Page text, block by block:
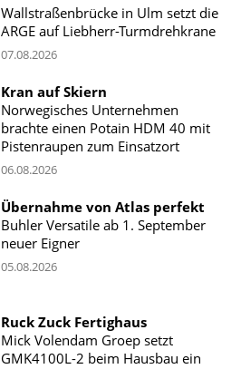
Wallstraßenbrücke in Ulm setzt die
ARGE auf Liebherr-Turmdrehkrane
07.08.2026
Kran auf Skiern
Norwegisches Unternehmen
brachte einen Potain HDM 40 mit
Pistenraupen zum Einsatzort
06.08.2026
Übernahme von Atlas perfekt
Buhler Versatile ab 1. September
neuer Eigner
05.08.2026
Ruck Zuck Fertighaus
Mick Volendam Groep setzt
GMK4100L-2 beim Hausbau ein